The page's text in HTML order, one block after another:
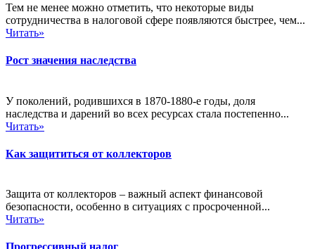
Тем не менее можно отметить, что некоторые виды
сотрудничества в налоговой сфере появляются быстрее, чем...
Читать»
Рост значения наследства
У поколений, родившихся в 1870-1880-е годы, доля
наследства и дарений во всех ресурсах стала постепенно...
Читать»
Как защититься от коллекторов
Защита от коллекторов – важный аспект финансовой
безопасности, особенно в ситуациях с просроченной...
Читать»